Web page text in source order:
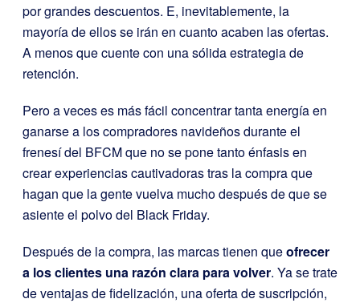
por grandes descuentos. E, inevitablemente, la
mayoría de ellos se irán en cuanto acaben las ofertas.
A menos que cuente con una sólida estrategia de
retención.
Pero a veces es más fácil concentrar tanta energía en
ganarse a los compradores navideños durante el
frenesí del BFCM que no se pone tanto énfasis en
crear experiencias cautivadoras tras la compra que
hagan que la gente vuelva mucho después de que se
asiente el polvo del Black Friday.
Después de la compra, las marcas tienen queofrecer
a los clientes una razón clara para volver. Ya se trate
de ventajas de fidelización, una oferta de suscripción,